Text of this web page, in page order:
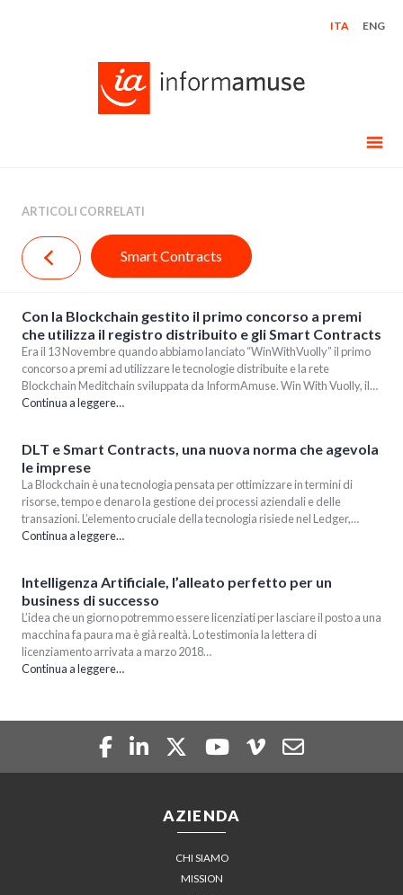
ITA ENG
ARTICOLI CORRELATI
Smart Contracts
Con la Blockchain gestito il primo concorso a premi
che utilizza il registro distribuito e gli Smart Contracts
Era il 13 Novembre quando abbiamo lanciato “WinWithVuolly” il primo
concorso a premi ad utilizzare le tecnologie distribuite e la rete
Blockchain Meditchain sviluppata da InformAmuse. Win With Vuolly, il…
Continua a leggere…
DLT e Smart Contracts, una nuova norma che agevola
le imprese
La Blockchain è una tecnologia pensata per ottimizzare in termini di
risorse, tempo e denaro la gestione dei processi aziendali e delle
transazioni. L’elemento cruciale della tecnologia risiede nel Ledger,…
Continua a leggere…
Intelligenza Artificiale, l’alleato perfetto per un
business di successo
L’idea che un giorno potremmo essere licenziati per lasciare il posto a una
macchina fa paura ma è già realtà. Lo testimonia la lettera di
licenziamento arrivata a marzo 2018…
Continua a leggere…
AZIENDA
CHI SIAMO
MISSION